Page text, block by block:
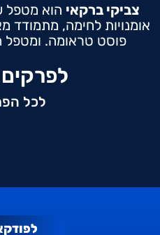
צביקי ברקאי הוא מטפל
אומנויות לחימה, מתמודד
פוסט טראומה. ומטפל
לכל